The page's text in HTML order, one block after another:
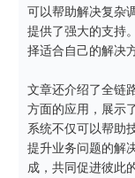
可以帮助解决复杂
提供了强大的支持
择适合自己的解决
文章还介绍了全链
方面的应用，展示
系统不仅可以帮助
提升业务问题的解
成，共同促进彼此